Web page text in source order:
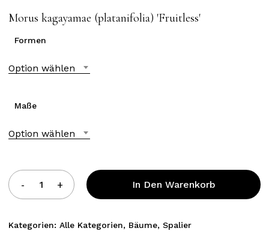
Morus kagayamae (platanifolia) ′Fruitless′
Formen
Option wählen
Maße
Option wählen
In Den Warenkorb
Kategorien: Alle Kategorien, Bäume, Spalier